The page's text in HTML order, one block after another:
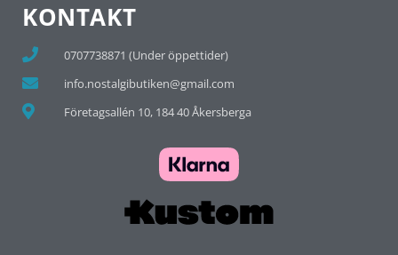
KONTAKT
0707738871 (Under öppettider)
info.nostalgibutiken@gmail.com
Företagsallén 10, 184 40 Åkersberga